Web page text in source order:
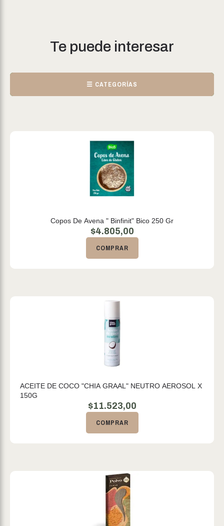
Te puede interesar
☰ CATEGORÍAS
Copos De Avena " Binfinit" Bico 250 Gr
$4.805,00
COMPRAR
ACEITE DE COCO "CHIA GRAAL" NEUTRO AEROSOL X
150G
$11.523,00
COMPRAR